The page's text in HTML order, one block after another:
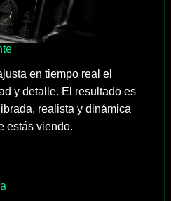
en tiempo real el
y detalle. El resultado es
realista y dinámica
estás viendo.